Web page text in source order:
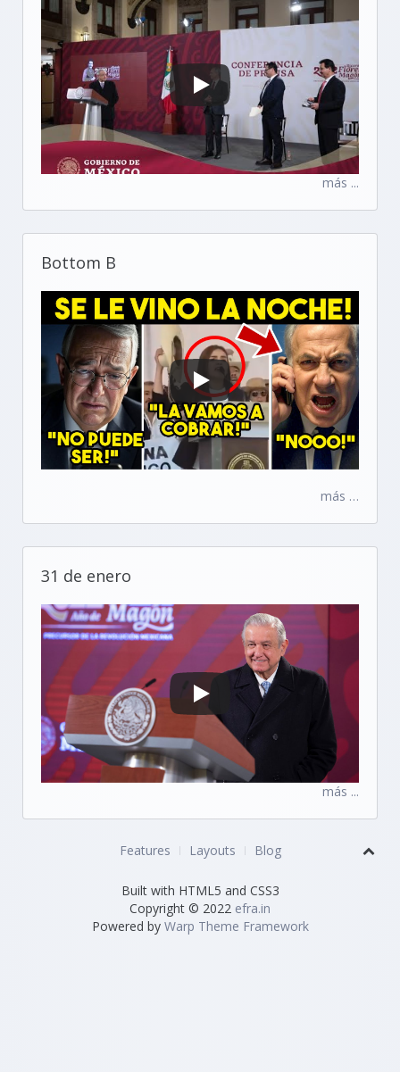
más ...
Bottom B
más …
31 de enero
más ...
Features Layouts Blog
Built with HTML5 and CSS3
Copyright © 2022 efra.in
Powered by Warp Theme Framework